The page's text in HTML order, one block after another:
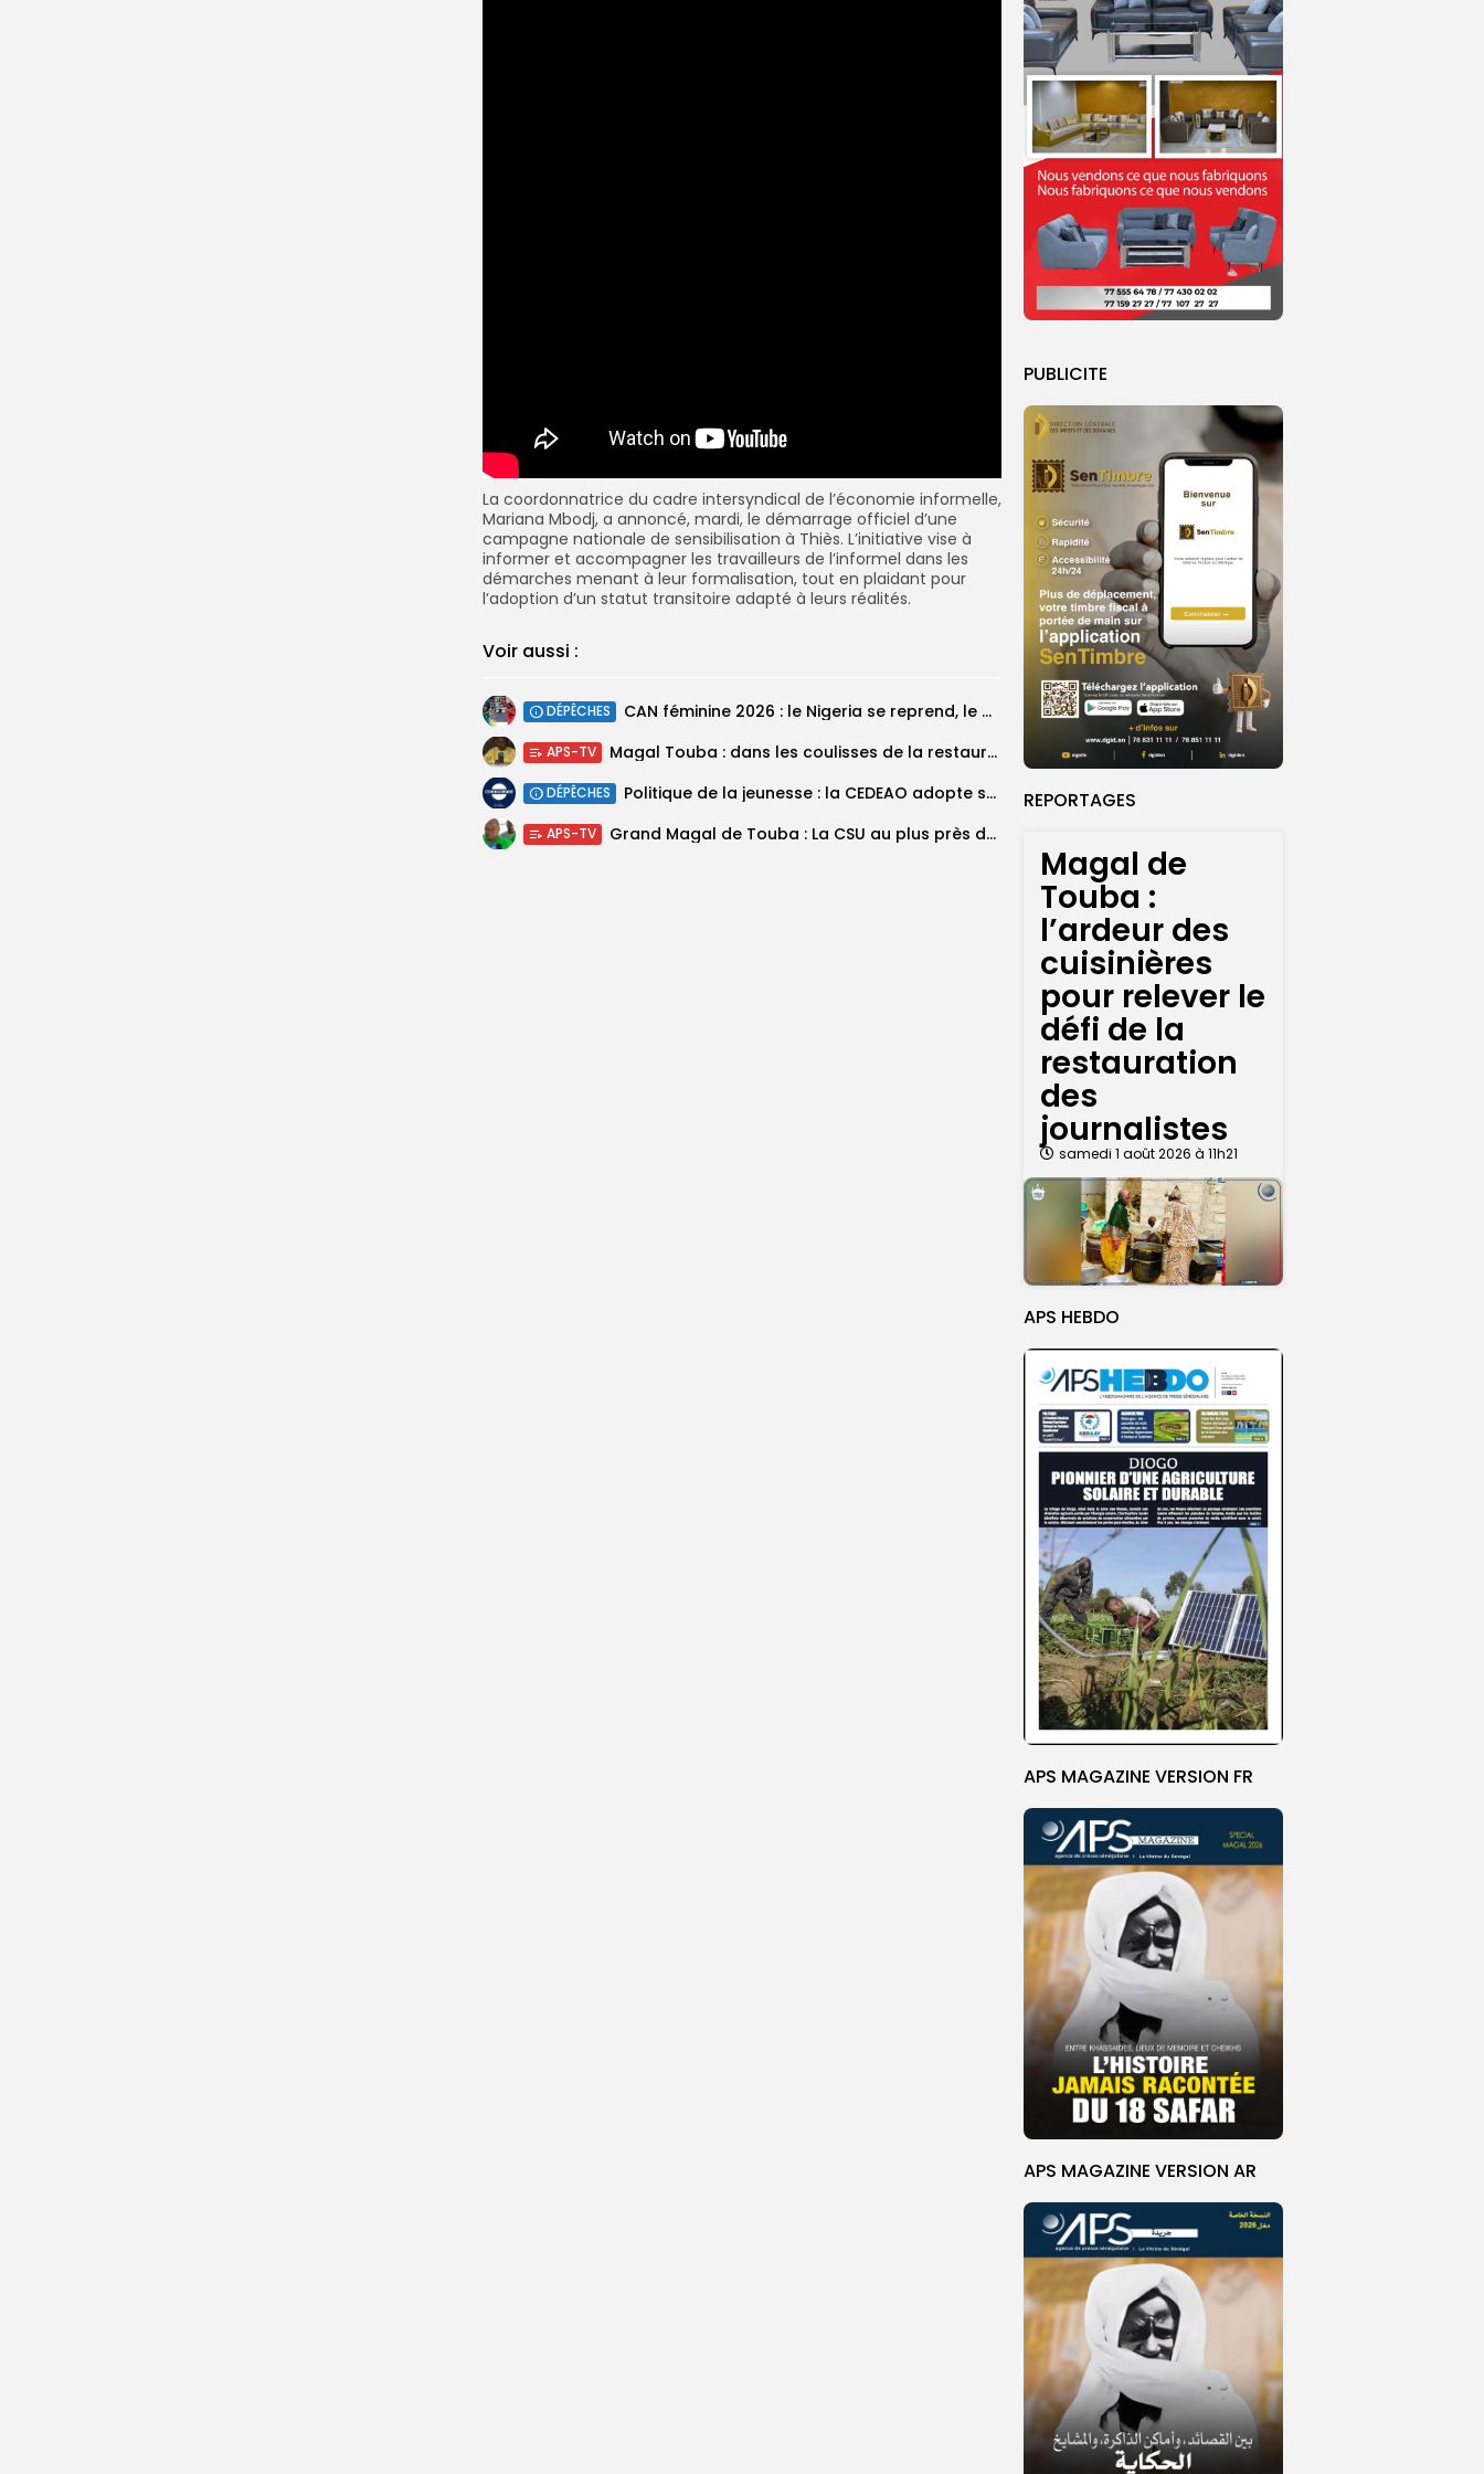
PUBLICITE
REPORTAGES
Magal de
Touba :
l’ardeur des
cuisinières
pour relever le
défi de la
restauration
des
journalistes
samedi 1 août 2026 à 11h21
APS HEBDO
APS MAGAZINE VERSION FR
APS MAGAZINE VERSION AR
La coordonnatrice du cadre intersyndical de l’économie informelle,
Mariana Mbodj, a annoncé, mardi, le démarrage officiel d’une
campagne nationale de sensibilisation à Thiès. L’initiative vise à
informer et accompagner les travailleurs de l’informel dans les
démarches menant à leur formalisation, tout en plaidant pour
l’adoption d’un statut transitoire adapté à leurs réalités.
Voir aussi :
DÉPÊCHES ‎CAN féminine 2026 : le Nigeria se reprend, le Malawi surprend encore...
APS-TV Magal Touba : dans les coulisses de la restauration de la presse...
DÉPÊCHES Politique de la jeunesse : la CEDEAO adopte son plan d’actions stratégiques...
APS-TV Grand Magal de Touba : La CSU au plus près des pèlerins